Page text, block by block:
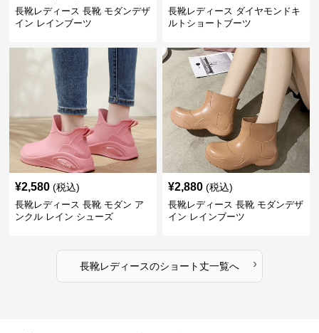
長靴レディース 長靴 モダンデザ
イン レインブーツ
長靴レディース ダイヤモンドキ
ルトショートブーツ
¥2,580 (税込)
長靴レディース 長靴 モダン ア
ンクル レイン シューズ
¥2,880 (税込)
長靴レディース 長靴 モダンデザ
イン レインブーツ
長靴レディースのショート丈一覧へ ›